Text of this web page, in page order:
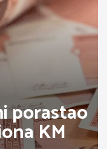
porastao
KM